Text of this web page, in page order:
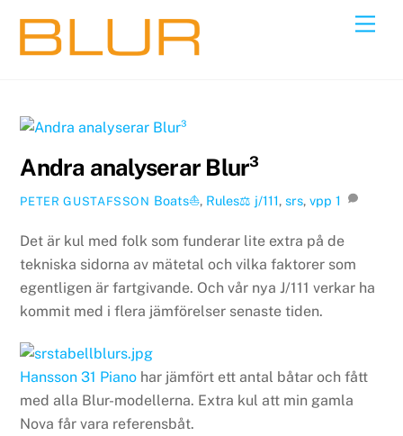
content
Andra analyserar Blur³
PETER GUSTAFSSON Boats⛵️, Rules⚖️ j/111, srs, vpp 1
Det är kul med folk som funderar lite extra på de
tekniska sidorna av mätetal och vilka faktorer som
egentligen är fartgivande. Och vår nya J/111 verkar ha
kommit med i flera jämförelser senaste tiden.
Hansson 31 Piano har jämfört ett antal båtar och fått
med alla Blur-modellerna. Extra kul att min gamla
Nova får vara referensbåt.